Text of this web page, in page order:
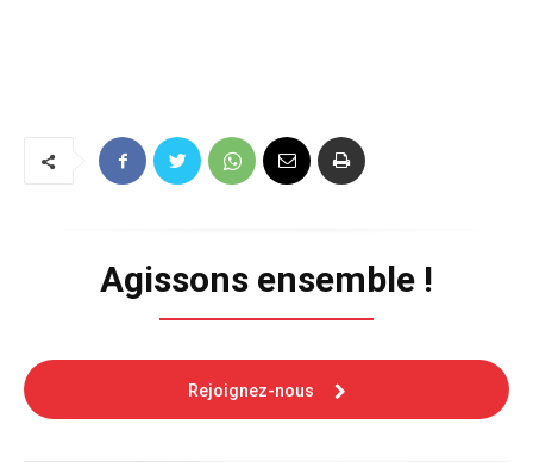
Agissons ensemble !
Rejoignez-nous